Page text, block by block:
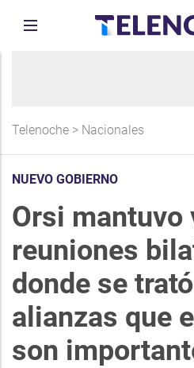
Telenoche > Nacionales
NUEVO GOBIERNO
Orsi mantuvo
reuniones
donde se
alianzas que
son